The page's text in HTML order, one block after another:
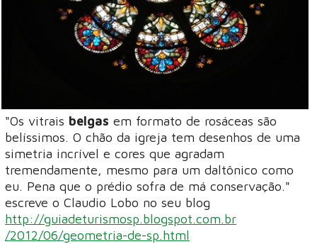
"Os vitrais belgas em formato de rosáceas são
belíssimos. O chão da igreja tem desenhos de uma
simetria incrível e cores que agradam
tremendamente, mesmo para um daltônico como
eu. Pena que o prédio sofra de má conservação."
escreve o Claudio Lobo no seu blog
http://guiadeturismosp.blogspot.com.br
/2012/06/geometria-de-sp.html